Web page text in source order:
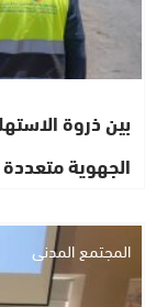
بين ذروة
الجهوية
المجتمع المدني